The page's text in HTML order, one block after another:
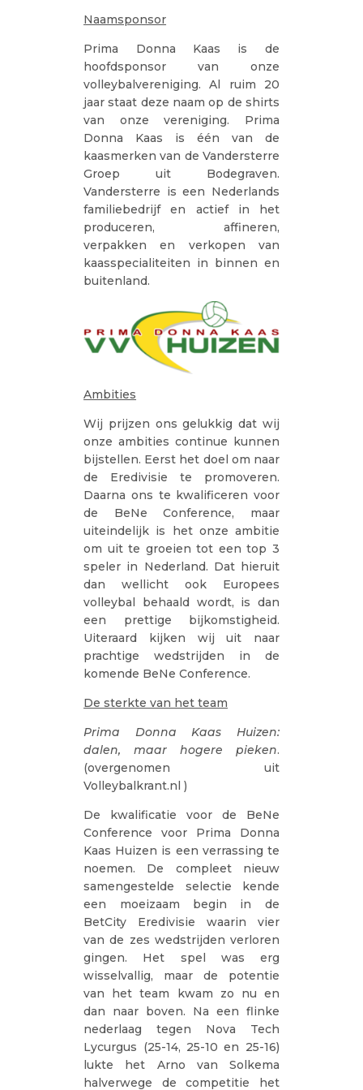
Naamsponsor
Prima Donna Kaas is de
hoofdsponsor van onze
volleybalvereniging. Al ruim 20
jaar staat deze naam op de shirts
van onze vereniging. Prima
Donna Kaas is één van de
kaasmerken van de Vandersterre
Groep uit Bodegraven.
Vandersterre is een Nederlands
familiebedrijf en actief in het
produceren, affineren,
verpakken en verkopen van
kaasspecialiteiten in binnen en
buitenland.
Ambities
Wij prijzen ons gelukkig dat wij
onze ambities continue kunnen
bijstellen. Eerst het doel om naar
de Eredivisie te promoveren.
Daarna ons te kwalificeren voor
de BeNe Conference, maar
uiteindelijk is het onze ambitie
om uit te groeien tot een top 3
speler in Nederland. Dat hieruit
dan wellicht ook Europees
volleybal behaald wordt, is dan
een prettige bijkomstigheid.
Uiteraard kijken wij uit naar
prachtige wedstrijden in de
komende BeNe Conference.
De sterkte van het team
Prima Donna Kaas Huizen:
dalen, maar hogere pieken.
(overgenomen uit
Volleybalkrant.nl )
De kwalificatie voor de BeNe
Conference voor Prima Donna
Kaas Huizen is een verrassing te
noemen. De compleet nieuw
samengestelde selectie kende
een moeizaam begin in de
BetCity Eredivisie waarin vier
van de zes wedstrijden verloren
gingen. Het spel was erg
wisselvallig, maar de potentie
van het team kwam zo nu en
dan naar boven. Na een flinke
nederlaag tegen Nova Tech
Lycurgus (25-14, 25-10 en 25-16)
lukte het Arno van Solkema
halverwege de competitie het